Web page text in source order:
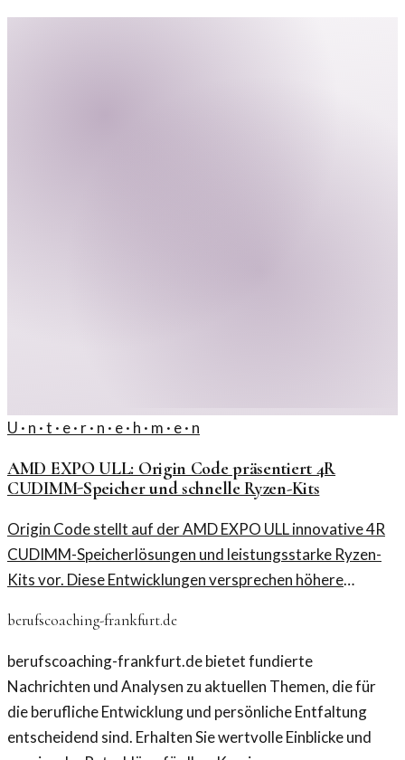
U · n · t · e · r · n · e · h · m · e · n
AMD EXPO ULL: Origin Code präsentiert 4R
CUDIMM-Speicher und schnelle Ryzen-Kits
Origin Code stellt auf der AMD EXPO ULL innovative 4R
CUDIMM-Speicherlösungen und leistungsstarke Ryzen-
Kits vor. Diese Entwicklungen versprechen höhere
berufscoaching-frankfurt.de
berufscoaching-frankfurt.de bietet fundierte
Nachrichten und Analysen zu aktuellen Themen, die für
die berufliche Entwicklung und persönliche Entfaltung
entscheidend sind. Erhalten Sie wertvolle Einblicke und